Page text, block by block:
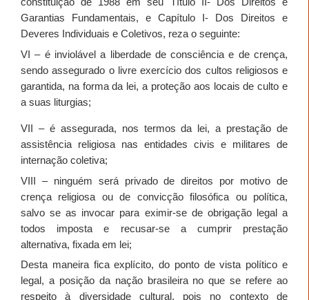
Garantias Fundamentais, e Capítulo I- Dos Direitos e
Deveres Individuais e Coletivos, reza o seguinte:
VI – é inviolável a liberdade de consciência e de crença,
sendo assegurado o livre exercício dos cultos religiosos e
garantida, na forma da lei, a proteção aos locais de culto e
a suas liturgias;
VII – é assegurada, nos termos da lei, a prestação de
assistência religiosa nas entidades civis e militares de
internação coletiva;
VIII – ninguém será privado de direitos por motivo de
crença religiosa ou de convicção filosófica ou política,
salvo se as invocar para eximir-se de obrigação legal a
todos imposta e recusar-se a cumprir prestação
alternativa, fixada em lei;
Desta maneira fica explícito, do ponto de vista político e
legal, a posição da nação brasileira no que se refere ao
respeito à diversidade cultural, pois no contexto de